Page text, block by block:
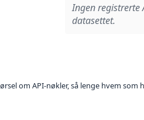
Ingen registrerte
datasettet.
om API-nøkler, så lenge hvem som